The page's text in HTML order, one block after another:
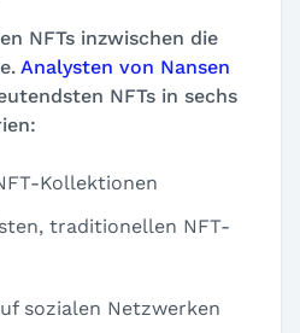
NFTs inzwischen die
Analysten von Nansen
NFTs in sechs
Kollektionen
traditionellen NFT-
sozialen Netzwerken